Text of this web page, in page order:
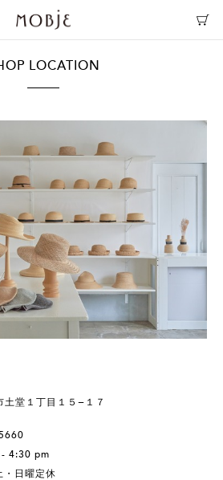
LOCATION
堂１丁目１５−１７
4:30 pm
・日曜定休